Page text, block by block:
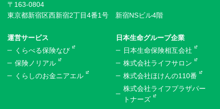
〒163-0804
東京都新宿区西新宿2丁目4番1号 新宿NSビル4階
運営サービス
くらべる保険なび
保険ノリアル
くらしのお金ニアエル
日本生命グループ企業
日本生命保険相互会社
株式会社ライフサロン
株式会社ほけんの110番
株式会社ライフプラザパー
トナーズ